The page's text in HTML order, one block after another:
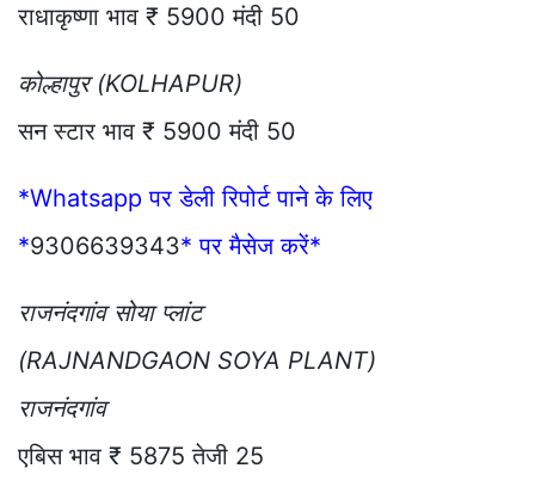
राधाकृष्णा भाव ₹ 5900 मंदी 50
कोल्हापुर (KOLHAPUR)
सन स्टार भाव ₹ 5900 मंदी 50
*Whatsapp पर डेली रिपोर्ट पाने के लिए
*9306639343* पर मैसेज करें*
राजनंदगांव सोया प्लांट
(RAJNANDGAON SOYA PLANT)
राजनंदगांव
एबिस भाव ₹ 5875 तेजी 25